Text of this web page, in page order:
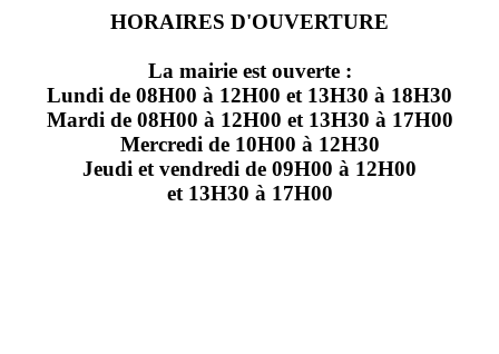
HORAIRES D'OUVERTURE
La mairie est ouverte :
Lundi de 08H00 à 12H00 et 13H30 à 18H30
Mardi de 08H00 à 12H00 et 13H30 à 17H00
Mercredi de 10H00 à 12H30
Jeudi et vendredi de 09H00 à 12H00
et 13H30 à 17H00